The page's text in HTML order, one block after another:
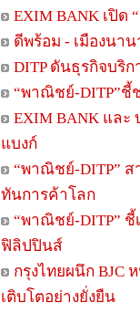
EXIM BANK เปิด
ดีพร้อม - เมืองนา
DITP ดันธุรกิจบริก
“พาณิชย์-DITP”ชี้
EXIM BANK และ
แบงก์
“พาณิชย์-DITP” ส
ทันการค้าโลก
“พาณิชย์-DITP” ชี้
ฟิลิปปินส์
กรุงไทยผนึก BJC
เติบโตอย่างยั่งยืน